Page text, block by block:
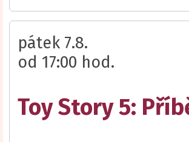
pátek 7.8.
od 17:00 hod.
Toy Story 5: